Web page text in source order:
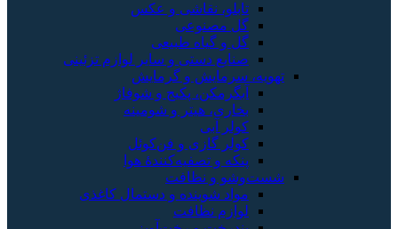
تابلو، نقاشی و عکس
گل مصنوعی
گل و گیاه طبیعی
صنایع دستی و سایر لوازم تزئینی
تهویه، سرمایش و گرمایش
آبگرمکن، پکیج و شوفاژ
بخاری، هیتر و شومینه
کولر آبی
کولر گازی و فن‌کوئل
پنکه و تصفیه‌کنندهٔ هوا
شست‌وشو و نظافت
مواد شوینده و دستمال کاغذی
لوازم نظافت